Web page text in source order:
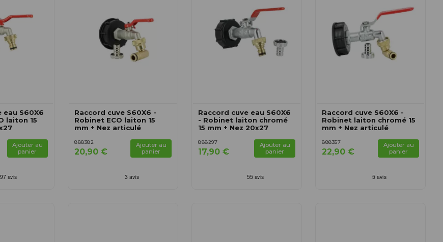
eau S60X6
laiton 15
Ajouter au
panier
Raccord cuve S60X6 -
Robinet ECO laiton 15
mm + Nez articulé
888382
20,90 €
Ajouter au
panier
Raccord cuve eau S60X6
- Robinet laiton chromé
15 mm + Nez 20x27
888297
17,90 €
Ajouter au
panier
Raccord cuve S60X6 -
Robinet laiton chromé 15
mm + Nez articulé
888357
22,90 €
Ajouter au
panier